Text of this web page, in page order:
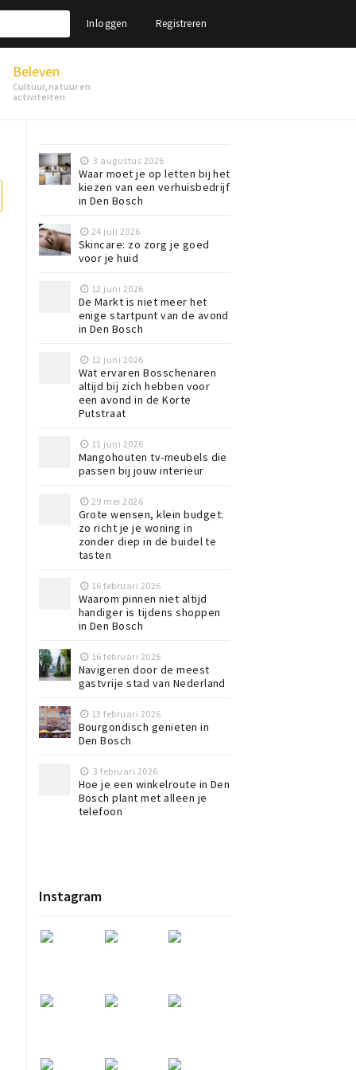
Inloggen Registreren
Beleven
Cultuur, natuur en
activiteiten
3 augustus 2026
Waar moet je op letten bij het
kiezen van een verhuisbedrijf
in Den Bosch
24 juli 2026
Skincare: zo zorg je goed
voor je huid
12 juni 2026
De Markt is niet meer het
enige startpunt van de avond
in Den Bosch
12 juni 2026
Wat ervaren Bosschenaren
altijd bij zich hebben voor
een avond in de Korte
Putstraat
11 juni 2026
Mangohouten tv-meubels die
passen bij jouw interieur
29 mei 2026
Grote wensen, klein budget:
zo richt je je woning in
zonder diep in de buidel te
tasten
16 februari 2026
Waarom pinnen niet altijd
handiger is tijdens shoppen
in Den Bosch
16 februari 2026
Navigeren door de meest
gastvrije stad van Nederland
13 februari 2026
Bourgondisch genieten in
Den Bosch
3 februari 2026
Hoe je een winkelroute in Den
Bosch plant met alleen je
telefoon
Instagram